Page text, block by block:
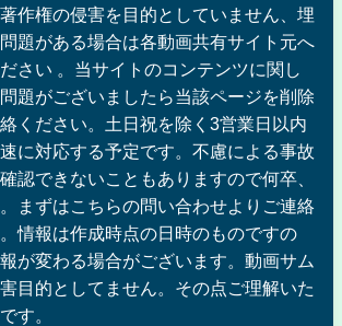
作権の侵害を目的としていません、埋
題がある場合は各動画共有サイト元へ
さい 。当サイトのコンテンツに関し
題がございましたら当該ページを削除
ください。土日祝を除く3営業日以内
に対応する予定です。不慮による事故
認できないこともありますので何卒、
まずはこちらの問い合わせよりご連絡
情報は作成時点の日時のものですの
が変わる場合がございます。動画サム
目的としてません。その点ご理解いた
す。